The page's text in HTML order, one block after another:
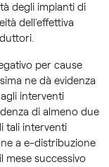
degli impianti di
dell’effettiva
per cause
ne dà evidenza
interventi
di almeno due
tali interventi
a e-distribuzione
mese successivo